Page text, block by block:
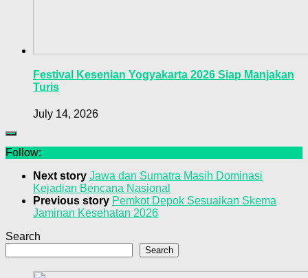
Festival Kesenian Yogyakarta 2026 Siap Manjakan
Turis
July 14, 2026
Follow:
Next story Jawa dan Sumatra Masih Dominasi
Kejadian Bencana Nasional
Previous story Pemkot Depok Sesuaikan Skema
Jaminan Kesehatan 2026
Search
Search